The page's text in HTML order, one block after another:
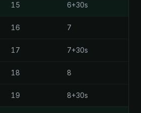
15 6+30s
16 7
17 7+30s
18 8
19 8+30s